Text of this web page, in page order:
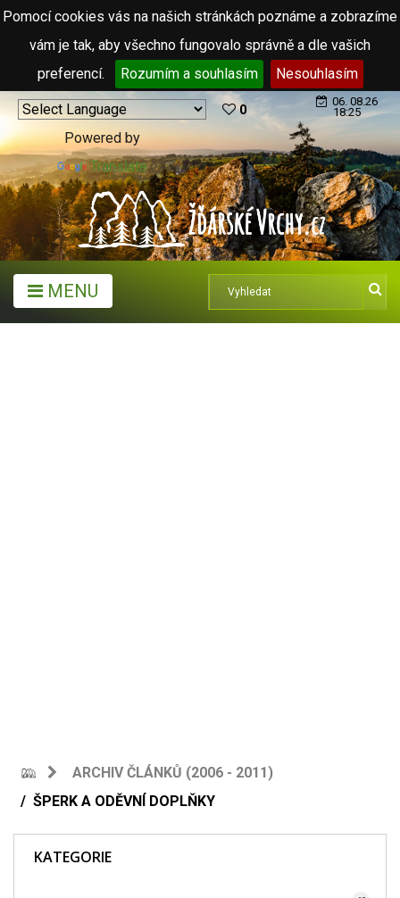
Pomocí cookies vás na našich stránkách poznáme a zobrazíme
vám je tak, aby všechno fungovalo správně a dle vašich
preferencí.
Rozumím a souhlasím Nesouhlasím
Powered by
Translate
0
06. 08.26
18:25
MENU
ARCHIV ČLÁNKŮ (2006 - 2011)
ŠPERK A ODĚVNÍ DOPLŇKY
KATEGORIE